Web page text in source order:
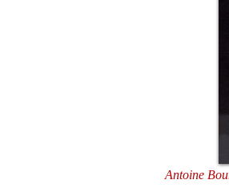
Antoine